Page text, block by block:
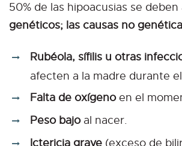
50% de las hipoacusias se deben
genéticos; las causas no
Rubéola, sífilis u otras
afecten a la madre durante
Falta de oxígenoen el
Peso bajoal nacer.
Ictericia grave (exceso de